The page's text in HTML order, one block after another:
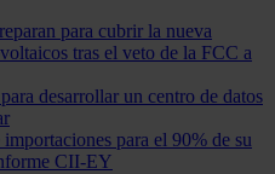
para cubrir la nueva
tras el veto de la FCC a
desarrollar un centro de datos
para el 90% de su
CII-EY